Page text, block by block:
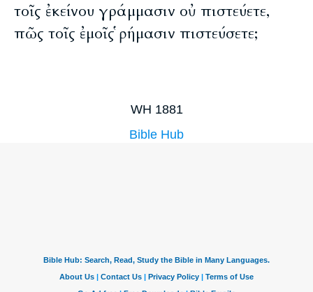
τοῖς ἐκείνου γράμμασιν οὐ πιστεύετε,
πῶς τοῖς ἐμοῖς ῥήμασιν πιστεύσετε;
WH 1881
Bible Hub